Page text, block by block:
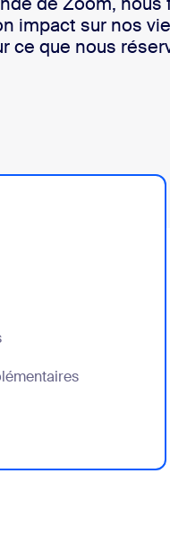
impact sur nos
ce que nous
supplémentaires